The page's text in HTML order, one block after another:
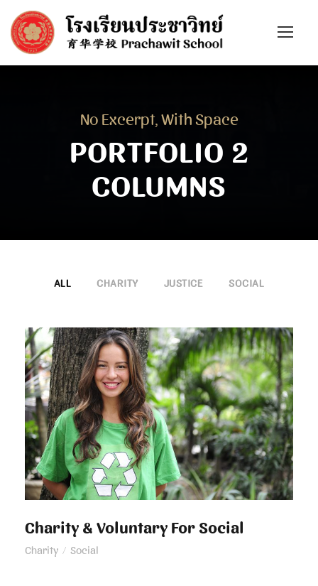
No Excerpt, With Space
PORTFOLIO 2
COLUMNS
ALL CHARITY JUSTICE SOCIAL
Charity & Voluntary For Social
Charity & Voluntary For Social
Charity / Social